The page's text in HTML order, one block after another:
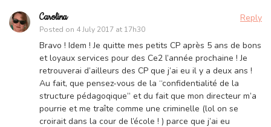
Carolina
Posted on 4 July 2017 at 17h30
Reply
Bravo ! Idem ! Je quitte mes petits CP après 5 ans de bons
et loyaux services pour des Ce2 l’année prochaine ! Je
retrouverai d’ailleurs des CP que j’ai eu il y a deux ans !
Au fait, que pensez-vous de la “confidentialité de la
structure pédagoqique” et du fait que mon directeur m’a
pourrie et me traîte comme une criminelle (lol on se
croirait dans la cour de l’école ! ) parce que j’ai eu